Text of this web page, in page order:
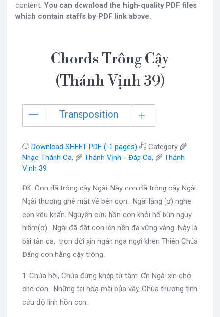
content. You can download the high-quality PDF files
which contain staffs by PDF link above.
Chords Trông Cậy
(Thánh Vịnh 39)
Transposition
Download SHEET PDF (-1 pages)
Category 🌾
Nhạc Thánh Ca, 🌾 Thánh Vịnh - Đáp Ca, 🌾 Thánh
Vịnh 39
ĐK: Con đã trông cậy Ngài. Này con đã trông cậy Ngài.
Ngài thương ghé mặt về bên con. Ngài lắng (ơ) nghe
con kêu khấn. Nguyện cứu hồn con khỏi hố bùn nguy
hiểm(ơ). Ngài đã đặt con lên nền đá vững vàng. Này là
bài tân ca, trọn đời xin ngân nga ngợi khen Thiên Chúa
Đấng con hằng cậy trông.
1. Chúa hỡi, Chúa đừng khép từ tâm. Ơn Ngài xin chở
che con. Những tai hoạ mãi bủa vây, Chúa thương tình
cứu độ linh hồn con.